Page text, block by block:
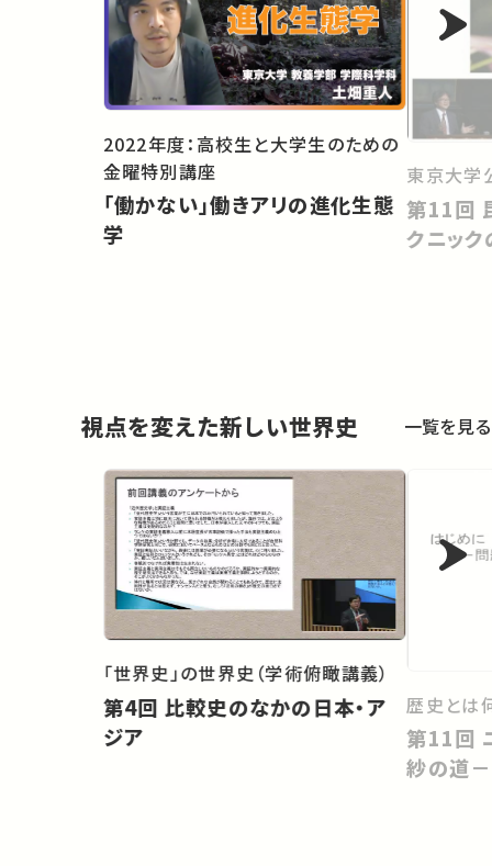
2022年度：高校生と大学生のための
金曜特別講座
「働かない」働きアリの進化生態
学
東京大学
第11回 昆虫の擬態：だましのテ
クニッ
視点を変えた新しい世界史 一覧を見る
「世界史」の世界史（学術俯瞰講義）
第4回 比較史のなかの日本・ア
ジア
歴史とは
第11回 ユーラシア東西交易と更
紗の道